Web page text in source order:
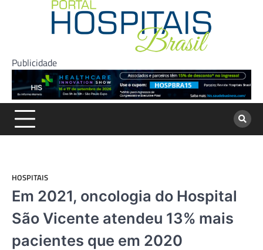
Publicidade
HOSPITAIS
Em 2021, oncologia do Hospital
São Vicente atendeu 13% mais
pacientes que em 2020